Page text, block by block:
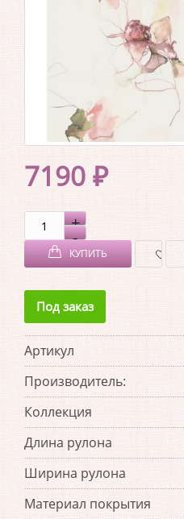
7190 ₽
КУПИТЬ
Под заказ
Артикул
Производитель:
Коллекция
Длина рулона
Ширина рулона
Материал покрытия